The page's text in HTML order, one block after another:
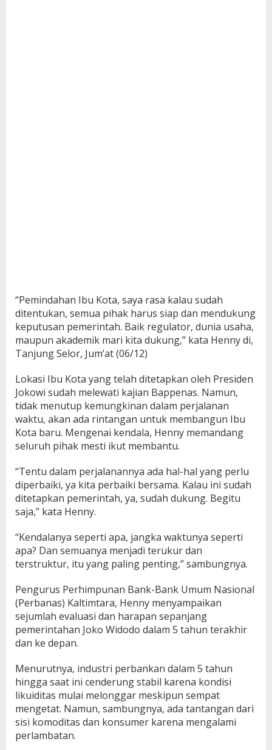
“Pemindahan Ibu Kota, saya rasa kalau sudah
ditentukan, semua pihak harus siap dan mendukung
keputusan pemerintah. Baik regulator, dunia usaha,
maupun akademik mari kita dukung,” kata Henny di,
Tanjung Selor, Jum’at (06/12)
Lokasi Ibu Kota yang telah ditetapkan oleh Presiden
Jokowi sudah melewati kajian Bappenas. Namun,
tidak menutup kemungkinan dalam perjalanan
waktu, akan ada rintangan untuk membangun Ibu
Kota baru. Mengenai kendala, Henny memandang
seluruh pihak mesti ikut membantu.
“Tentu dalam perjalanannya ada hal-hal yang perlu
diperbaiki, ya kita perbaiki bersama. Kalau ini sudah
ditetapkan pemerintah, ya, sudah dukung. Begitu
saja,” kata Henny.
“Kendalanya seperti apa, jangka waktunya seperti
apa? Dan semuanya menjadi terukur dan
terstruktur, itu yang paling penting,” sambungnya.
Pengurus Perhimpunan Bank-Bank Umum Nasional
(Perbanas) Kaltimtara, Henny menyampaikan
sejumlah evaluasi dan harapan sepanjang
pemerintahan Joko Widodo dalam 5 tahun terakhir
dan ke depan.
Menurutnya, industri perbankan dalam 5 tahun
hingga saat ini cenderung stabil karena kondisi
likuiditas mulai melonggar meskipun sempat
mengetat. Namun, sambungnya, ada tantangan dari
sisi komoditas dan konsumer karena mengalami
perlambatan.